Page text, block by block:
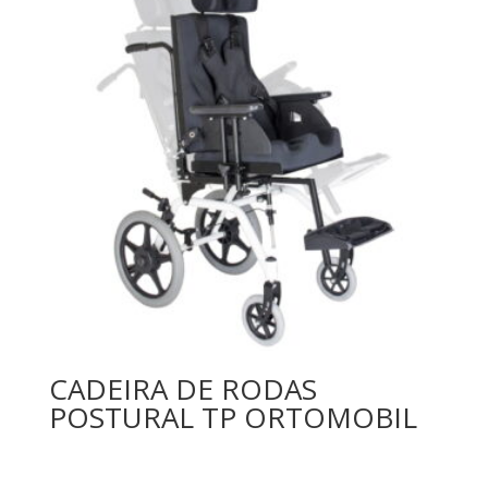
CADEIRA DE RODAS
POSTURAL TP ORTOMOBIL